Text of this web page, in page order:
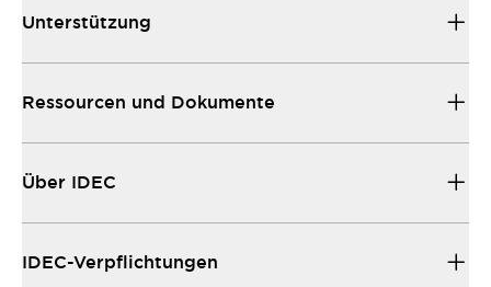
Unterstützung
Ressourcen und Dokumente
Über IDEC
IDEC-Verpflichtungen